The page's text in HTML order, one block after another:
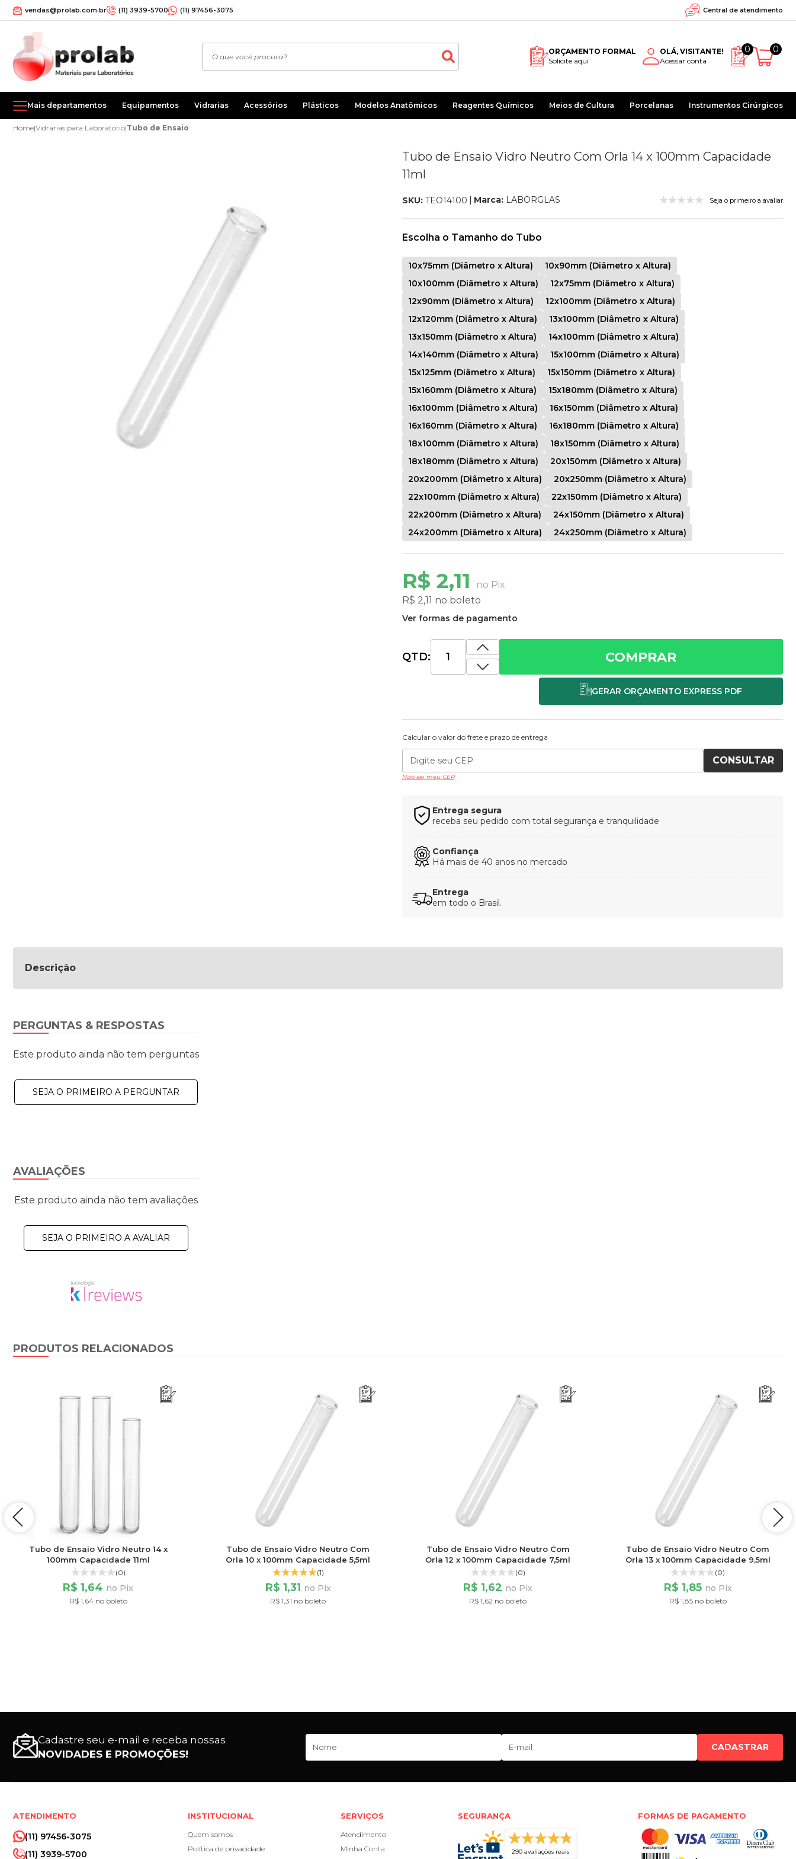
vendas@prolab.com.br (11) 3939-5700 (11) 97456-3075 Central de atendimento
ORÇAMENTO FORMAL
Solicite aqui
OLÁ, VISITANTE!
Acessar conta
0 0
Mais departamentos Equipamentos Vidrarias Acessórios Plásticos Modelos Anatômicos Reagentes Químicos Meios de Cultura Porcelanas Instrumentos Cirúrgicos
Home|Vidrarias para Laboratório|Tubo de Ensaio
Tubo de Ensaio Vidro Neutro Com Orla 14 x 100mm Capacidade
11ml
Seja o primeiro a avaliar
SKU:TEO14100 Marca: LABORGLAS
R$ 2,11
no Pix
R$ 2,11 no boleto
Ver formas de pagamento
Escolha o Tamanho do Tubo
10x75mm (Diâmetro x Altura)
10x90mm (Diâmetro x Altura)
10x100mm (Diâmetro x Altura)
12x75mm (Diâmetro x Altura)
12x90mm (Diâmetro x Altura)
12x100mm (Diâmetro x Altura)
12x120mm (Diâmetro x Altura)
13x100mm (Diâmetro x Altura)
13x150mm (Diâmetro x Altura)
14x100mm (Diâmetro x Altura)
14x140mm (Diâmetro x Altura)
15x100mm (Diâmetro x Altura)
15x125mm (Diâmetro x Altura)
15x150mm (Diâmetro x Altura)
15x160mm (Diâmetro x Altura)
15x180mm (Diâmetro x Altura)
16x100mm (Diâmetro x Altura)
16x150mm (Diâmetro x Altura)
16x160mm (Diâmetro x Altura)
16x180mm (Diâmetro x Altura)
18x100mm (Diâmetro x Altura)
18x150mm (Diâmetro x Altura)
18x180mm (Diâmetro x Altura)
20x150mm (Diâmetro x Altura)
20x200mm (Diâmetro x Altura)
20x250mm (Diâmetro x Altura)
22x100mm (Diâmetro x Altura)
22x150mm (Diâmetro x Altura)
22x200mm (Diâmetro x Altura)
24x150mm (Diâmetro x Altura)
24x200mm (Diâmetro x Altura)
24x250mm (Diâmetro x Altura)
QTD: COMPRAR
Calcular o valor do frete e prazo de entrega
CONSULTAR
Não sei meu CEP
Entrega segura
receba seu pedido com total segurança e tranquilidade
Confiança
Há mais de 40 anos no mercado
Entrega
em todo o Brasil.
Descrição
AVALIAÇÕES
Este produto ainda não tem avaliações
SEJA O PRIMEIRO A AVALIAR
PERGUNTAS & RESPOSTAS
Este produto ainda não tem perguntas
SEJA O PRIMEIRO A PERGUNTAR
PRODUTOS RELACIONADOS
Tubo de Ensaio Vidro Neutro 14 x
100mm Capacidade 11ml
(0)
R$ 1,64 no Pix
R$ 1,64 no boleto
Tubo de Ensaio Vidro Neutro Com
Orla 10 x 100mm Capacidade 5,5ml
(1)
R$ 1,31 no Pix
R$ 1,31 no boleto
Tubo de Ensaio Vidro Neutro Com
Orla 12 x 100mm Capacidade 7,5ml
(0)
R$ 1,62 no Pix
R$ 1,62 no boleto
Tubo de Ensaio Vidro Neutro Com
Orla 13 x 100mm Capacidade 9,5ml
(0)
R$ 1,85 no Pix
R$ 1,85 no boleto
Cadastre seu e-mail e receba nossas
NOVIDADES E PROMOÇÕES!
CADASTRAR
ATENDIMENTO
(11) 97456-3075
(11) 3939-5700
INSTITUCIONAL
Quem somos
Política de privacidade
SERVIÇOS
Atendimento
Minha Conta
SEGURANÇA
290 avaliações reais
FORMAS DE PAGAMENTO